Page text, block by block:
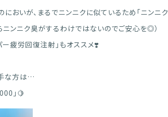
においが、まるでニンニクに似ているため「ニンニ
ニンニク臭がするわけではないのでご安心を◎）
ー疲労回復注射」もオススメ❣️
な方は…
」🍋